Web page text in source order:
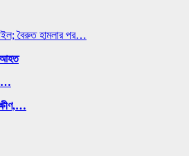
বৈরুত হামলার পর…
আহত